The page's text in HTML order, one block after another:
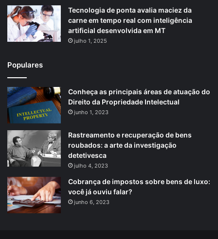
Tecnologia de ponta avalia maciez da
carne em tempo real com inteligência
artificial desenvolvida em MT
julho 1, 2025
Populares
Conheça as principais áreas de atuação do
Direito da Propriedade Intelectual
junho 1, 2023
Rastreamento e recuperação de bens
roubados: a arte da investigação
detetivesca
julho 4, 2023
Cobrança de impostos sobre bens de luxo:
você já ouviu falar?
junho 6, 2023